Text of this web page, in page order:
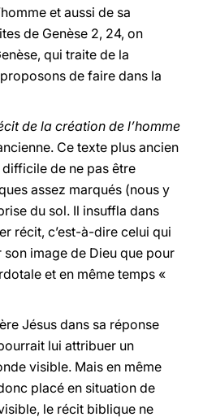
et aussi de sa
de Genèse 2, 24, on
qui traite de la
de faire dans la
de la création de l’homme
Ce texte plus ancien
de ne pas être
assez marqués (nous y
du sol. Il insuffla dans
récit, c’est-à-dire celui qui
image de Dieu que pour
et en même temps «
Jésus dans sa réponse
lui attribuer un
visible. Mais en même
placé en situation de
le récit biblique ne